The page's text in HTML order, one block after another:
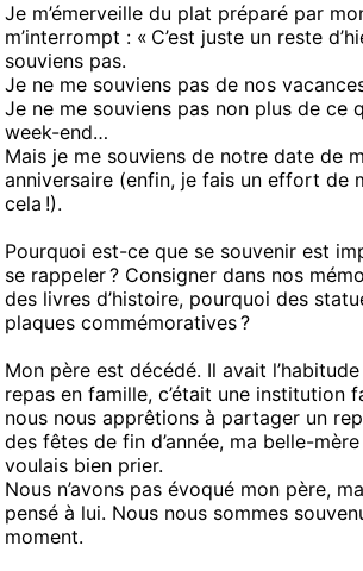
Je m’émerveille du plat préparé par
m’interrompt : « C’est juste un reste
souviens pas.
Je ne me souviens pas de nos
Je ne me souviens pas non plus de ce
week-end…
Mais je me souviens de notre date de
anniversaire (enfin, je fais un effort de
cela !).
Pourquoi est-ce que se souvenir est
se rappeler ? Consigner dans nos
des livres d’histoire, pourquoi des
plaques commémoratives ?
Mon père est décédé. Il avait
repas en famille, c’était une institution
nous nous apprêtions à partager un
des fêtes de fin d’année, ma belle-
voulais bien prier.
Nous n’avons pas évoqué mon père,
pensé à lui. Nous nous sommes
moment.